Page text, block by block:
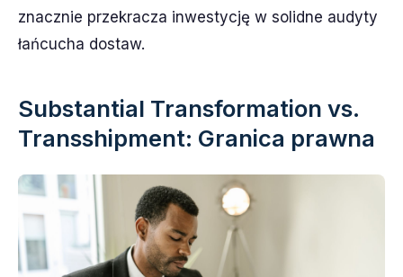
znacznie przekracza inwestycję w solidne audyty
łańcucha dostaw.
Substantial Transformation vs.
Transshipment: Granica prawna